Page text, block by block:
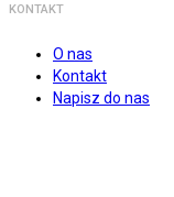
KONTAKT
O nas
Kontakt
Napisz do nas